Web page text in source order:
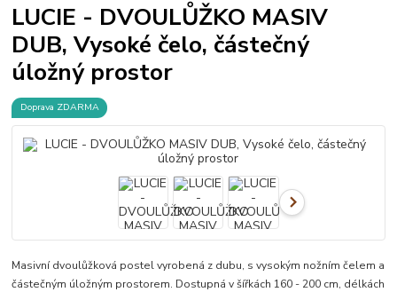
LUCIE - DVOULŮŽKO MASIV
DUB, Vysoké čelo, částečný
úložný prostor
Doprava ZDARMA
Masivní dvoulůžková postel vyrobená z dubu, s vysokým nožním čelem a
částečným úložným prostorem. Dostupná v šířkách 160 - 200 cm, délkách